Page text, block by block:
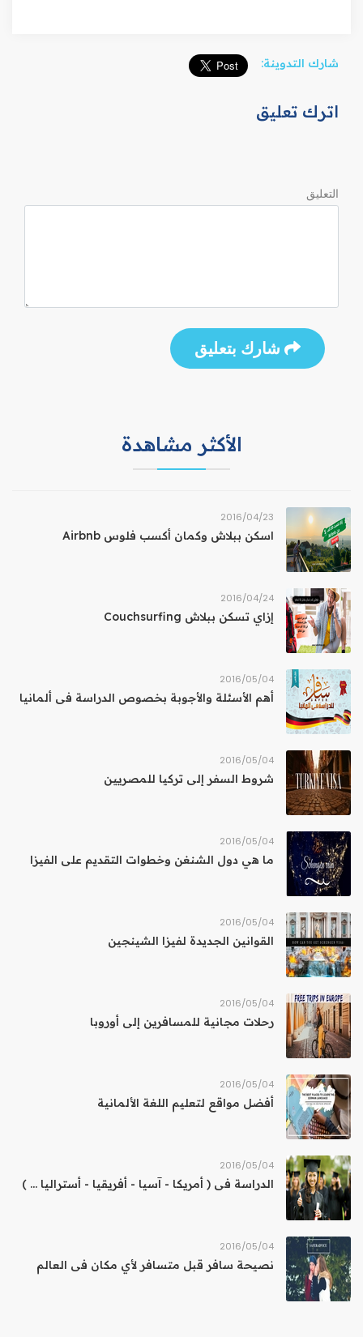
شارك التدوينة:
اترك تعليق
التعليق
شارك بتعليق
الأكثر مشاهدة
23‏/04‏/2016
اسكن ببلاش وكمان أكسب فلوس Airbnb
24‏/04‏/2016
إزاي تسكن ببلاش Couchsurfing
04‏/05‏/2016
أهم الأسئلة والأجوبة بخصوص الدراسة فى ألمانيا
04‏/05‏/2016
شروط السفر إلى تركيا للمصريين
04‏/05‏/2016
ما هي دول الشنغن وخطوات التقديم على الفيزا
04‏/05‏/2016
القوانين الجديدة لفيزا الشينجين
04‏/05‏/2016
رحلات مجانية للمسافرين إلى أوروبا
04‏/05‏/2016
أفضل مواقع لتعليم اللغة الألمانية
04‏/05‏/2016
الدراسة فى ( أمريكا - آسيا - أفريقيا - أستراليا ... )
04‏/05‏/2016
نصيحة سافر قبل متسافر لأي مكان فى العالم